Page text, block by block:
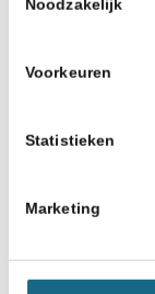
Noodzakelijk
Voorkeuren
Statistieken
Marketing